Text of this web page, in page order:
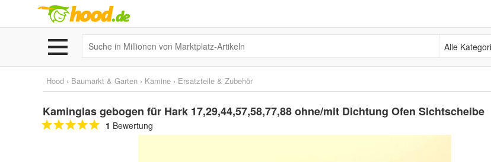
Alle Kategorien
Hood › Baumarkt & Garten › Kamine › Ersatzteile & Zubehör
Kaminglas gebogen für Hark 17,29,44,57,58,77,88 ohne/mit Dichtung Ofen Sichtscheibe
1 Bewertung